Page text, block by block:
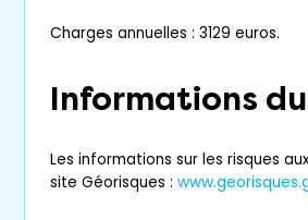
Charges annuelles : 3129 euros.
Informations
Les informations sur les risques
site Géorisques :